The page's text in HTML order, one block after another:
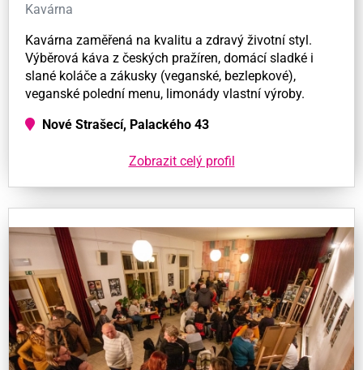
Kavárna
Kavárna zaměřená na kvalitu a zdravý životní styl.
Výběrová káva z českých pražíren, domácí sladké i
slané koláče a zákusky (veganské, bezlepkové),
veganské polední menu, limonády vlastní výroby.
Nové Strašecí, Palackého 43
Zobrazit celý profil